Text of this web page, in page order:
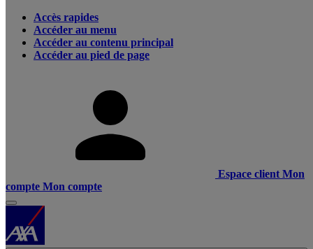
Accès rapides
Accéder au menu
Accéder au contenu principal
Accéder au pied de page
Espace client Mon
compte Mon compte